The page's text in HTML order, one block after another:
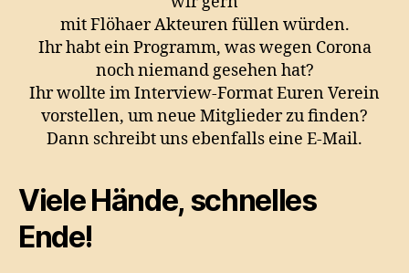
mit Flöhaer Akteuren füllen würden.
Ihr habt ein Programm, was wegen Corona
noch niemand gesehen hat?
Ihr wollte im Interview-Format Euren Verein
vorstellen, um neue Mitglieder zu finden?
Dann schreibt uns ebenfalls eine E-Mail.
Viele Hände, schnelles
Ende!